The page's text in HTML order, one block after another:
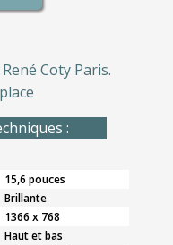
Coty Paris.
:
15,6 pouces
Brillante
1366 x 768
Haut et bas